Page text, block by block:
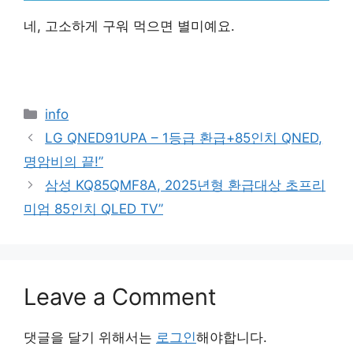
네, 고소하게 구워 먹으면 별미예요.
Categories
info
LG QNED91UPA – 1등급 환급+85인치 QNED,
명암비의 끝!”
삼성 KQ85QMF8A, 2025년형 환급대상 초프리
미엄 85인치 QLED TV”
Leave a Comment
댓글을 달기 위해서는 로그인해야합니다.